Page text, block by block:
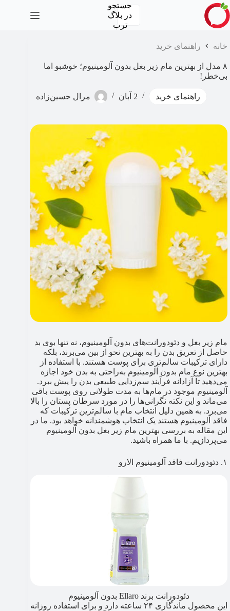
پرش
به
محتوا
جستجو
در بلاگ
ترب
خانه راهنمای خرید
۸ مدل از بهترین مام زیر بغل بدون آلومینیوم؛ خوشبو اما
بی‌خطر!
راهنمای خرید 2 آبان مرال حسین‌زاده
مام زیر بغل و دئودورانت‌های بدون آلومینیوم، نه تنها بوی بد
حاصل از تعریق بدن را به بهترین نحو از بین می‌برند، بلکه
دارای ترکیبات سالم‌تری برای پوست هستند. با استفاده از
بهترین نوع مام بدون آلومینیوم به‌راحتی به بدن خود اجازه
می‌دهید تا آزادانه فرآیند سم‌زدایی طبیعی بدن را پیش ببرد.
آلومینیوم موجود در مام‌ها به مدت طولانی روی پوست باقی
می‌ماند و این نکته نگرانی‌ها را در مورد سرطان پستان را بالا
می‌برد. به همین دلیل انتخاب مام با سالم‌ترین ترکیبات که
فاقد آلومینیوم هستند یک انتخاب هوشمندانه خواهد بود. ما در
این مقاله به بررسی بهترین مام زیر بغل بدون آلومینیوم
می‌پردازیم. با ما همراه باشید.
۱. دئودورانت فاقد آلومینیوم الارو
دئودورانت برند Ellaro بدون آلومینیوم
این محصول ماندگاری ۲۴ ساعته دارد و برای استفاده روزانه